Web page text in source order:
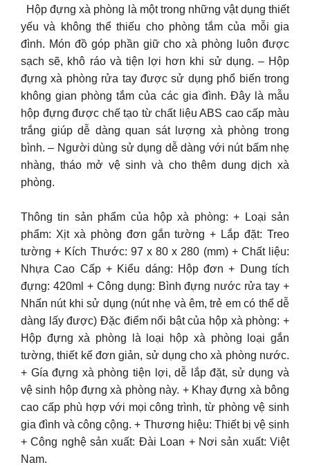
Hộp đựng xà phòng là một trong những vật dụng thiết
yếu và không thể thiếu cho phòng tắm của mỗi gia
đình. Món đồ góp phần giữ cho xà phòng luôn được
sạch sẽ, khô ráo và tiện lợi hơn khi sử dụng. – Hộp
đựng xà phòng rửa tay được sử dụng phổ biến trong
không gian phòng tắm của các gia đình. Đây là mẫu
hộp đựng được chế tạo từ chất liệu ABS cao cấp màu
trắng giúp dễ dàng quan sát lượng xà phòng trong
bình. – Người dùng sử dụng dễ dàng với nút bấm nhẹ
nhàng, tháo mở vệ sinh và cho thêm dung dịch xà
phòng.
Thông tin sản phẩm của hộp xà phòng: + Loại sản
phẩm: Xịt xà phòng đơn gắn tường + Lắp đặt: Treo
tường + Kích Thước: 97 x 80 x 280 (mm) + Chất liệu:
Nhựa Cao Cấp + Kiểu dáng: Hộp đơn + Dung tích
đựng: 420ml + Công dụng: Bình đựng nước rửa tay +
Nhấn nút khi sử dụng (nút nhẹ và êm, trẻ em có thể dễ
dàng lấy được) Đặc điểm nổi bật của hộp xà phòng: +
Hộp đựng xà phòng là loại hộp xà phòng loại gắn
tường, thiết kế đơn giản, sử dụng cho xà phòng nước.
+ Gía đựng xà phòng tiện lợi, dễ lắp đặt, sử dụng và
vệ sinh hộp đựng xà phòng này. + Khay đựng xà bông
cao cấp phù hợp với mọi công trình, từ phòng vệ sinh
gia đình và công cộng. + Thương hiệu: Thiết bị vệ sinh
+ Công nghệ sản xuất: Đài Loan + Nơi sản xuất: Việt
Nam.